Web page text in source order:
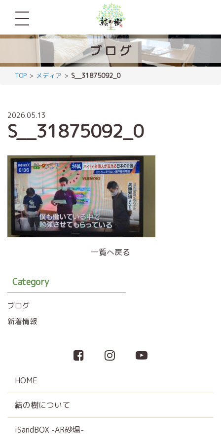
ブロ グ
TOP メディア S__31875092_0
2026.05.13
S__31875092_0
一覧へ戻る
Category
ブログ
新着情報
HOME
結の樹について
iSandBOX -AR砂場-